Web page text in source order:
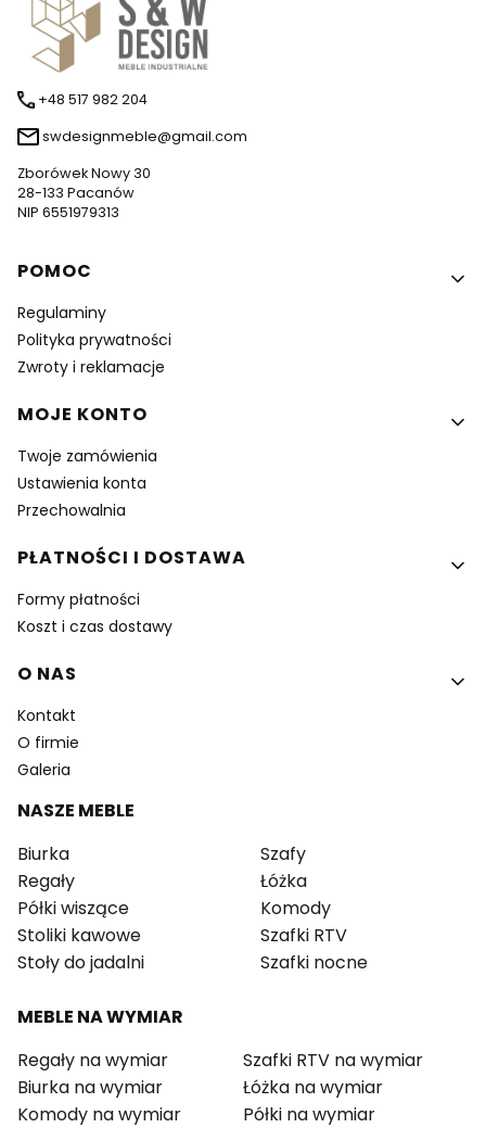
+48 517 982 204
swdesignmeble@gmail.com
Zborówek Nowy 30
28-133 Pacanów
NIP 6551979313
Linki w stopce
POMOC
Regulaminy
Polityka prywatności
Zwroty i reklamacje
MOJE KONTO
Twoje zamówienia
Ustawienia konta
Przechowalnia
PŁATNOŚCI I DOSTAWA
Formy płatności
Koszt i czas dostawy
O NAS
Kontakt
O firmie
Galeria
NASZE MEBLE
Biurka
Regały
Półki wiszące
Stoliki kawowe
Stoły do jadalni
Szafy
Łóżka
Komody
Szafki RTV
Szafki nocne
MEBLE NA WYMIAR
Regały na wymiar
Biurka na wymiar
Komody na wymiar
Szafki RTV na wymiar
Łóżka na wymiar
Półki na wymiar